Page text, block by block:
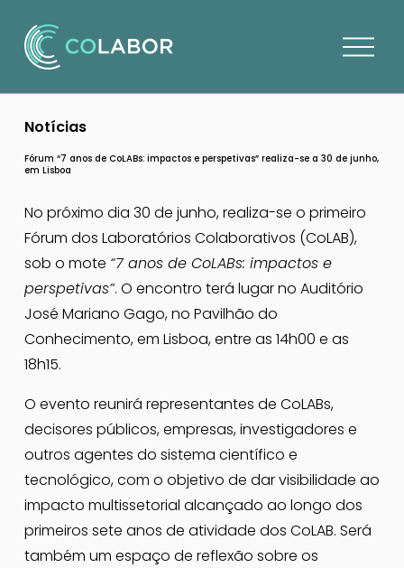
A
m
u
Fórum “7 anos de CoLABs: impactos e perspetivas” realiza-se a 30 de junho,
em Lisboa
Notícias
No próximo dia 30 de junho, realiza-se o primeiro
Fórum dos Laboratórios Colaborativos (CoLAB),
sob o mote “7 anos de CoLABs: impactos e
perspetivas”. O encontro terá lugar no Auditório
José Mariano Gago, no Pavilhão do
Conhecimento, em Lisboa, entre as 14h00 e as
18h15.
O evento reunirá representantes de CoLABs,
decisores públicos, empresas, investigadores e
outros agentes do sistema científico e
tecnológico, com o objetivo de dar visibilidade ao
impacto multissetorial alcançado ao longo dos
primeiros sete anos de atividade dos CoLAB. Será
também um espaço de reflexão sobre os